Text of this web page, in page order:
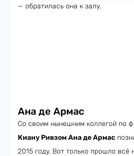
— обратилась она к залу.
Ана де Армас
Со своим нынешним коллегой по
Киану Ривзом Ана де Армас
2015 году. Вот только прошло всё